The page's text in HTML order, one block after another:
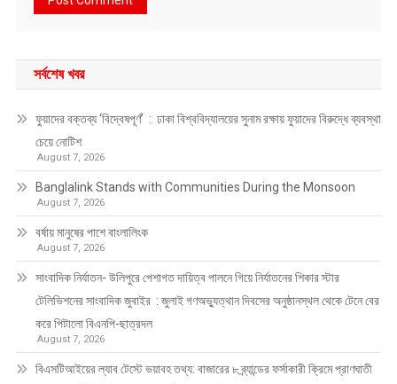
সর্বশেষ খবর
ফুয়াদের বক্তব্য ‘বিদ্বেষপূর্ণ’ : ঢাকা বিশ্ববিদ্যালয়ের সুনাম রক্ষায় ফুয়াদের বিরুদ্ধে ব্যবস্থা
চেয়ে নোটিশ
August 7, 2026
Banglalink Stands with Communities During the Monsoon
August 7, 2026
বর্ষায় মানুষের পাশে বাংলালিংক
August 7, 2026
সাংবাদিক নির্যাতন- উলিপুরে পেশাগত দায়িত্ব পালনে গিয়ে নির্যাতনের শিকার স্টার
টেলিভিশনের সাংবাদিক জুবাইর : জুলাই গণঅভ্যুত্থান দিবসের অনুষ্ঠানস্থল থেকে টেনে বের
করে পিটালো বিএনপি-ছাত্রদল
August 7, 2026
বিএসটিআইয়ের ল্যাব টেস্টে ভয়াবহ তথ্য: বাজারের ৮ ব্র্যান্ডের ফর্সাকারী ক্রিমে প্রাণঘাতী